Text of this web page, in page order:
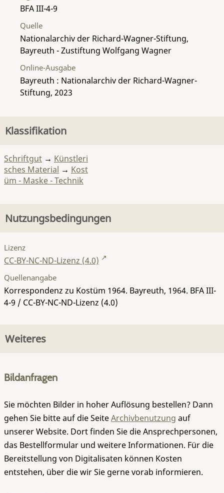
BFA III-4-9
Quelle
Nationalarchiv der Richard-Wagner-Stiftung,
Bayreuth - Zustiftung Wolfgang Wagner
Online-Ausgabe
Bayreuth : Nationalarchiv der Richard-Wagner-
Stiftung, 2023
Klassifikation
Schriftgut → Künstleri
sches Material → Kost
üm - Maske - Technik
Nutzungsbedingungen
Lizenz
CC-BY-NC-ND-Lizenz (4.0)
Quellenangabe
Korrespondenz zu Kostüm 1964. Bayreuth, 1964. BFA III-
4-9 / CC-BY-NC-ND-Lizenz (4.0)
Weiteres
Bildanfragen
Sie möchten Bilder in hoher Auflösung bestellen? Dann
gehen Sie bitte auf die SeiteArchivbenutzung auf
unserer Website. Dort finden Sie die Ansprechpersonen,
das Bestellformular und weitere Informationen. Für die
Bereitstellung von Digitalisaten können Kosten
entstehen, über die wir Sie gerne vorab informieren.